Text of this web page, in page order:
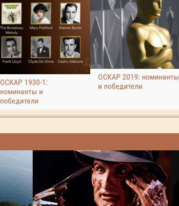
ОСКАР 1930-1:
номинанты и
победители
ОСКАР 2019: номинанты
и победители